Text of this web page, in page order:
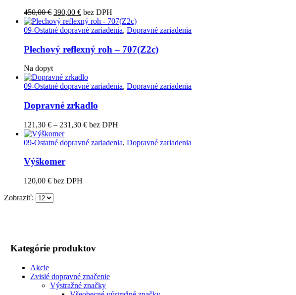
450,00€ Pôvodná
cena
bola:
390,00 €Aktuálna
cena
je:
bez DPH
09-Ostatné dopravné zariadenia, Dopravné zariadenia
Plechový reflexný roh – 707(Z2c)
Na dopyt
09-Ostatné dopravné zariadenia, Dopravné zariadenia
Dopravné zrkadlo
121,30 € – 231,30 €Price
121,30 €
bez DPH
09-Ostatné dopravné zariadenia, Dopravné zariadenia
Výškomer
120,00 € bez DPH
Zobraziť:
Kategórie produktov
Akcie
Zvislé dopravné značenie
Výstražné značky